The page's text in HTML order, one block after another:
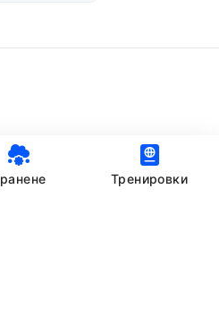
App | 2025
by
Тренировки